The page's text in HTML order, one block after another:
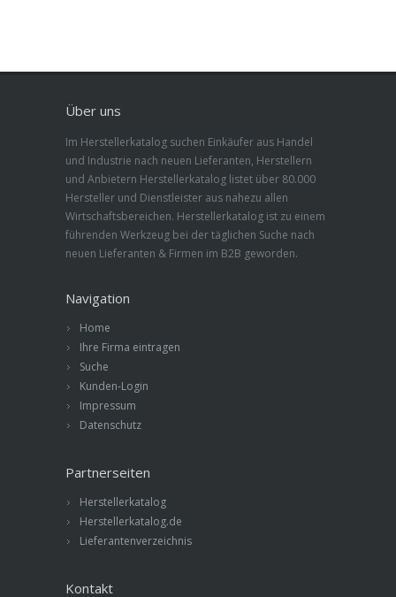
Über uns
Im Herstellerkatalog suchen Einkäufer aus Handel
und Industrie nach neuen Lieferanten, Herstellern
und Anbietern Herstellerkatalog listet über 80.000
Hersteller und Dienstleister aus nahezu allen
Wirtschaftsbereichen. Herstellerkatalog ist zu einem
führenden Werkzeug bei der täglichen Suche nach
neuen Lieferanten & Firmen im B2B geworden.
Navigation
Home
Ihre Firma eintragen
Suche
Kunden-Login
Impressum
Datenschutz
Partnerseiten
Herstellerkatalog
Herstellerkatalog.de
Lieferantenverzeichnis
Kontakt